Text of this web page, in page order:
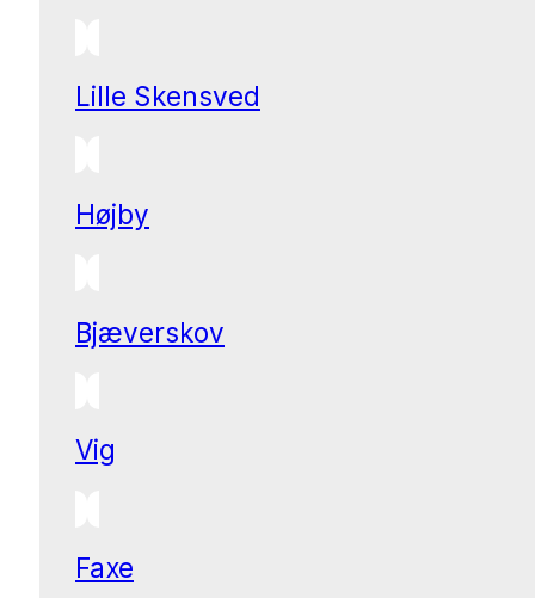
Lille Skensved
Højby
Bjæverskov
Vig
Faxe